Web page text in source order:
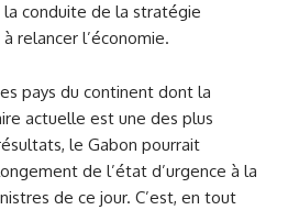
la conduite de la stratégie
relancer l’économie.
pays du continent dont la
actuelle est une des plus
le Gabon pourrait
de l’état d’urgence à la
de ce jour. C’est, en tout